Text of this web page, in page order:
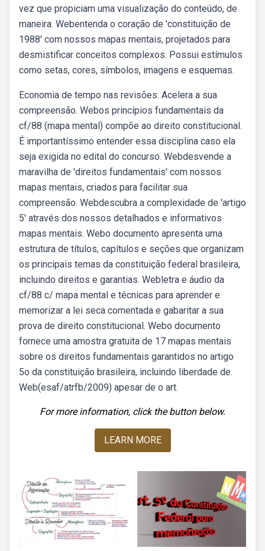
vez que propiciam uma visualização do conteúdo, de
maneira. Webentenda o coração de 'constituição de
1988' com nossos mapas mentais, projetados para
desmistificar conceitos complexos. Possui estímulos
como setas, cores, símbolos, imagens e esquemas.
Economia de tempo nas revisões. Acelera a sua
compreensão. Webos princípios fundamentais da
cf/88 (mapa mental) compõe ao direito constitucional.
É importantíssimo entender essa disciplina caso ela
seja exigida no edital do concurso. Webdesvende a
maravilha de 'direitos fundamentais' com nossos
mapas mentais, criados para facilitar sua
compreensão. Webdescubra a complexidade de 'artigo
5' através dos nossos detalhados e informativos
mapas mentais. Webo documento apresenta uma
estrutura de títulos, capítulos e seções que organizam
os principais temas da constituição federal brasileira,
incluindo direitos e garantias. Webletra e áudio da
cf/88 c/ mapa mental e técnicas para aprender e
memorizar a lei seca comentada e gabaritar a sua
prova de direito constitucional. Webo documento
fornece uma amostra gratuita de 17 mapas mentais
sobre os direitos fundamentais garantidos no artigo
5o da constituição brasileira, incluindo liberdade de.
Web(esaf/atrfb/2009) apesar de o art.
For more information, click the button below.
LEARN MORE